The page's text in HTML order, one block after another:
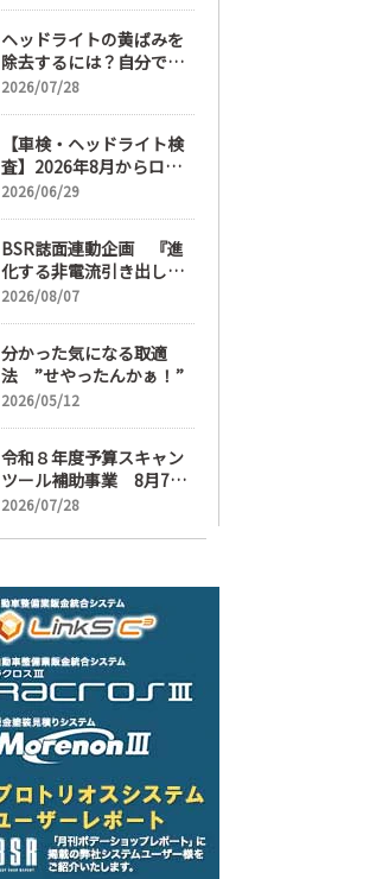
ヘッドライトの黄ばみを
除去するには？自分で綺
麗にする手順と業者費用
2026/07/28
【車検・ヘッドライト検
査】2026年8月からロー
ビームへ完全移行、ヘッ
ーティングも重要に
2026/06/29
BSR誌面連動企画 『進
化する非電流引き出し鈑
金』 第6回
2026/08/07
分かった気になる取適
法 ”せやったんかぁ！”
2026/05/12
令和８年度予算スキャン
ツール補助事業 8月7日
受け付け開始
2026/07/28